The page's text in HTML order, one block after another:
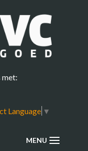
met:
Language ▼